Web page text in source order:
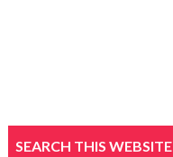
SEARCH THIS WEBSITE